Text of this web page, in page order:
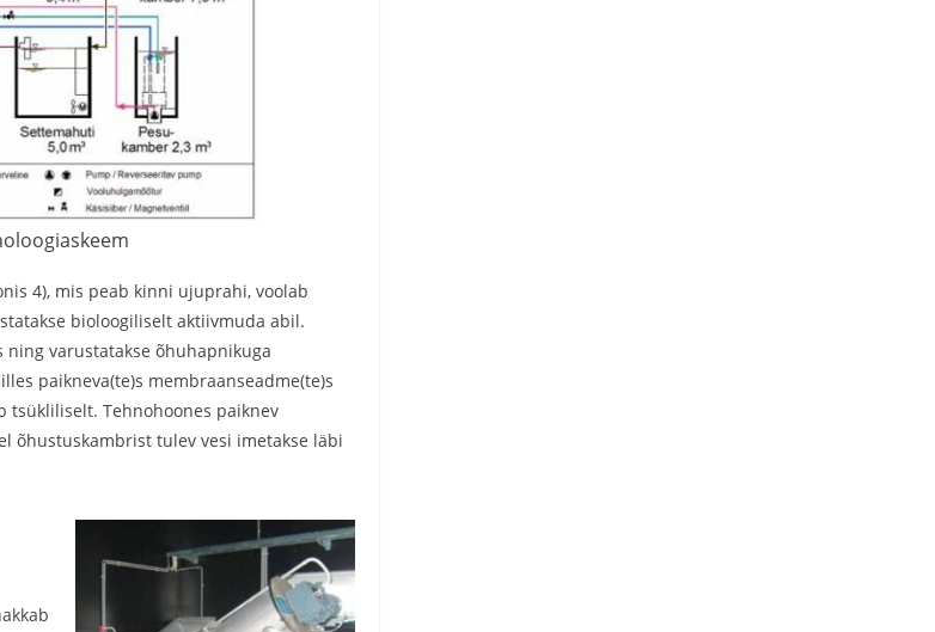
4), mis peab kinni ujuprahi, voolab
bioloogiliselt aktiivmuda abil.
varustatakse õhuhapnikuga
paikneva(te)s membraanseadme(te)s
tsükliliselt. Tehnohoones paiknev
õhustuskambrist tulev vesi imetakse läbi